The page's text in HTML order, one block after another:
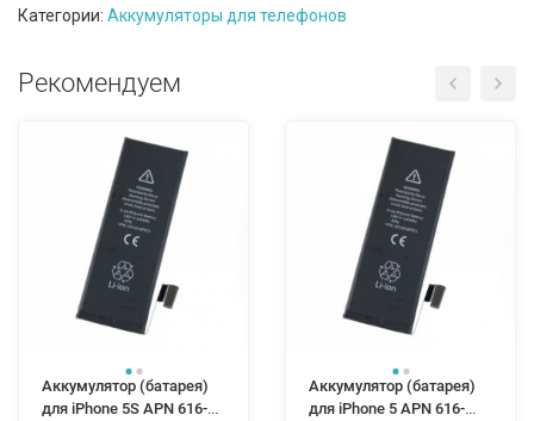
Категории: Аккумуляторы для телефонов
Рекомендуем
Аккумулятор (батарея)
для iPhone 5S APN 616-
Аккумулятор (батарея)
для iPhone 5 APN 616-